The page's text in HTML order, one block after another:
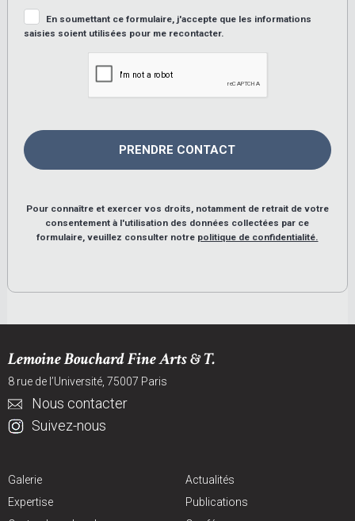
En soumettant ce formulaire, j'accepte que les informations
saisies soient utilisées pour me recontacter.
Pour connaître et exercer vos droits, notamment de retrait de votre
consentement à l'utilisation des données collectées par ce
formulaire, veuillez consulter notre politique de confidentialité.
Lemoine Bouchard Fine Arts & T.
8 rue de l’Université, 75007 Paris
Nous contacter
Suivez-nous
Galerie
Expertise
Actualités
Publications